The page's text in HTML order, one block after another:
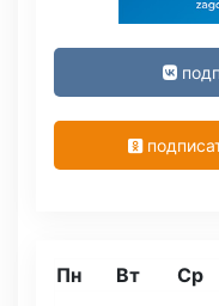
Пн Вт Ср